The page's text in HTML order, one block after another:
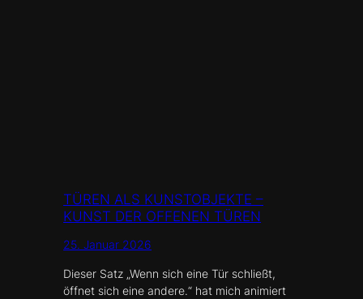
TÜREN ALS KUNSTOBJEKTE –
KUNST DER OFFENEN TÜREN
25. Januar 2026
Dieser Satz „Wenn sich eine Tür schließt,
öffnet sich eine andere.“ hat mich animiert